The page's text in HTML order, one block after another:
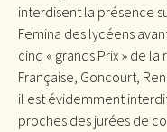
interdisent la présence
Femina des lycéens
cinq « grands Prix » de
Française, Goncourt,
il est évidemment
proches des jurées de